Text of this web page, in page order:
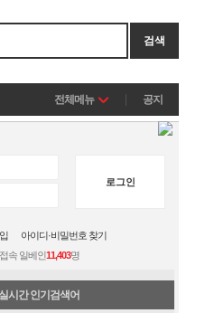
검색
전체메뉴 공지
로그인
아이디·비밀번호 찾기
접속 일베인11,403명
실시간 인기검색어